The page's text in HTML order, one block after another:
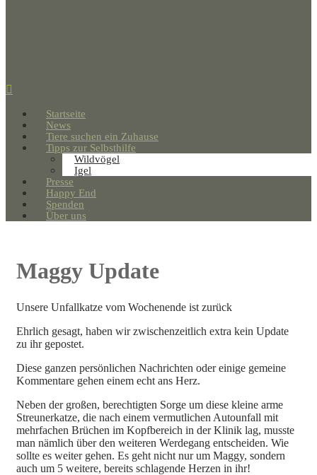
Startseite
News
Tiere suchen ein Zuhause
Tipps zur Selbsthilfe
Wildvögel
Igel
Presse
Happy End
Spenden
Über uns
Maggy Update
Unsere Unfallkatze vom Wochenende ist zurück
Ehrlich gesagt, haben wir zwischenzeitlich extra kein Update
zu ihr gepostet.
Diese ganzen persönlichen Nachrichten oder einige gemeine
Kommentare gehen einem echt ans Herz.
Neben der großen, berechtigten Sorge um diese kleine arme
Streunerkatze, die nach einem vermutlichen Autounfall mit
mehrfachen Brüchen im Kopfbereich in der Klinik lag, musste
man nämlich über den weiteren Werdegang entscheiden. Wie
sollte es weiter gehen. Es geht nicht nur um Maggy, sondern
auch um 5 weitere, bereits schlagende Herzen in ihr!